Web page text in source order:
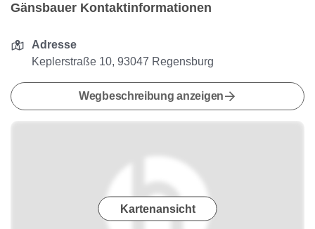
Gänsbauer Kontaktinformationen
Adresse
Keplerstraße 10, 93047 Regensburg
Wegbeschreibung anzeigen
Kartenansicht